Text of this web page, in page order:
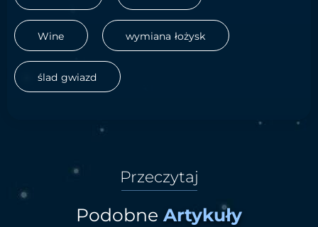
Wine wymiana łożysk
ślad gwiazd
Przeczytaj
Podobne Artykuły